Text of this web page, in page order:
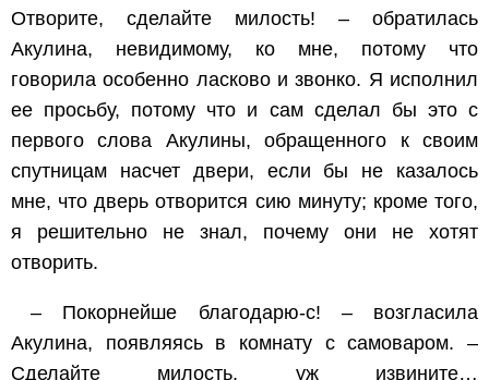
Отворите, сделайте милость! – обратилась
Акулина, невидимому, ко мне, потому что
говорила особенно ласково и звонко. Я исполнил
ее просьбу, потому что и сам сделал бы это с
первого слова Акулины, обращенного к своим
спутницам насчет двери, если бы не казалось
мне, что дверь отворится сию минуту; кроме того,
я решительно не знал, почему они не хотят
отворить.
– Покорнейше благодарю-с! – возгласила
Акулина, появляясь в комнату с самоваром. –
Сделайте милость, уж извините…